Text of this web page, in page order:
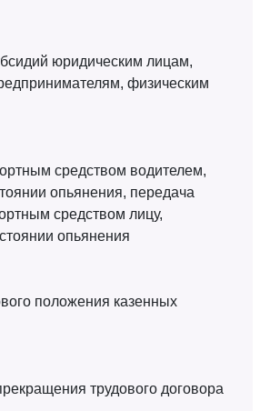
юридическим лицам,
физическим
средством водителем,
опьянения, передача
средством лицу,
опьянения
положения казенных
трудового договора